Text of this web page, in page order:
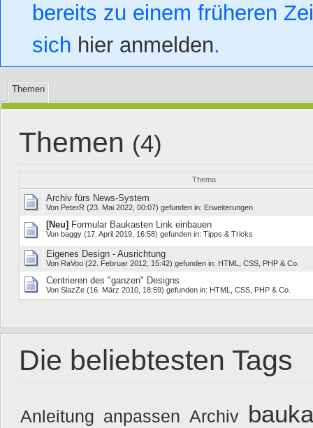
bereits zu einem früheren
sich hier anmelden.
Themen
Themen (4)
Thema
Archiv fürs News-System
Von PeterR (23. Mai 2022, 00:07) gefunden in: Erweiterungen
[Neu] Formular Baukasten Link einbauen
Von baggy (17. April 2019, 16:58) gefunden in: Tipps & Tricks
Eigenes Design - Ausrichtung
Von RaVoo (22. Februar 2012, 15:42) gefunden in: HTML, CSS, PHP & Co.
Centrieren des "ganzen" Designs
Von SlazZe (16. März 2010, 18:59) gefunden in: HTML, CSS, PHP & Co.
Die beliebtesten Tags
Anleitung anpassen Archiv